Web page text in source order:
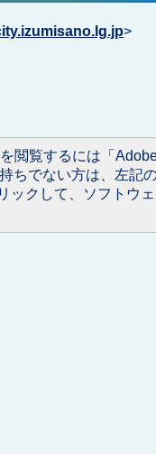
>
閲覧するには「
ちでない方は、左記
ックして、ソフトウ